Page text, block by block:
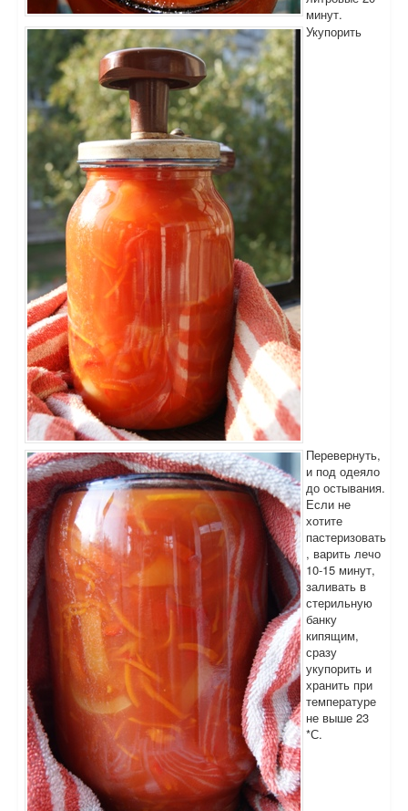
минут.
Укупорить
Перевернуть,
и под одеяло
до остывания.
Если не
хотите
пастеризовать
, варить лечо
10-15 минут,
заливать в
стерильную
банку
кипящим,
сразу
укупорить и
хранить при
температуре
не выше 23
*С.